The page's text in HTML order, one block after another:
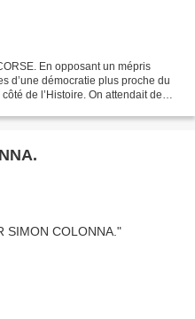
En opposant un mépris
d’une démocratie plus proche du
de l’Histoire. On attendait de